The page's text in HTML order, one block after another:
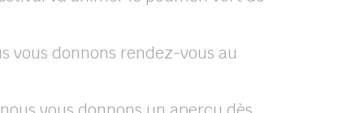
vous donnons rendez-vous au